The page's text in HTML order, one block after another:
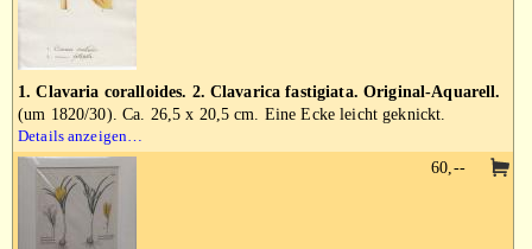
1. Clavaria coralloides. 2. Clavarica fastigiata. Original-Aquarell.
(um 1820/30). Ca. 26,5 x 20,5 cm. Eine Ecke leicht geknickt.
Details anzeigen…
60,--